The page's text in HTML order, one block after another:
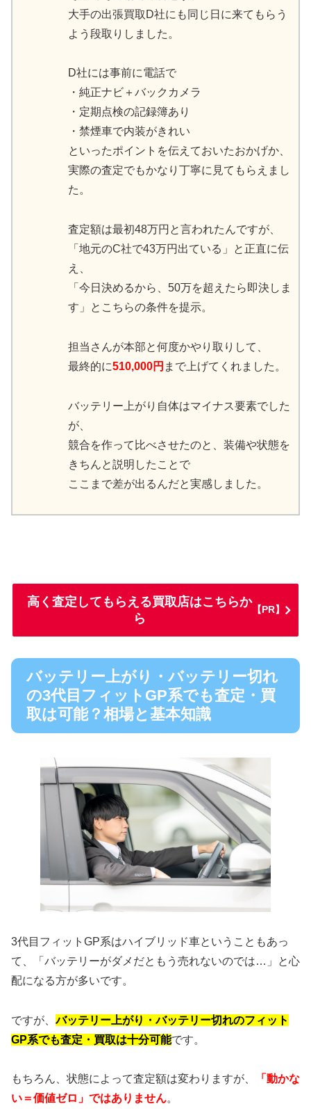
大手の出張買取D社にも同じ日に来てもらう
よう段取りしました。
D社には事前に電話で
・純正ナビ＋バックカメラ
・定期点検の記録簿あり
・禁煙車で内装がきれい
といったポイントを伝えておいたおかげか、
実際の査定でもかなり丁寧に見てもらえまし
た。
査定額は最初48万円と言われたんですが、
「地元のC社で43万円出ている」と正直に伝
え、
「今日決めるから、50万を超えたら即決しま
す」とこちらの条件を提示。
担当さんが本部と何度かやり取りして、
最終的に510,000円 まで上げてくれました。
バッテリー上がり自体はマイナス要素でした
が、
競合を作って比べさせたのと、装備や状態を
きちんと説明したことで
ここまで差が出るんだと実感しました。
高く査定してもらえる買取店はこちらか
ら
【PR】
バッテリー上がり・バッテリー切れ
の3代目フィットGP系でも査定・買
取は可能？相場と基本知識
3代目フィットGP系はハイブリッド車ということもあっ
て、「バッテリーがダメだともう売れないのでは…」と心
配になる方が多いです。
ですが、バッテリー上がり・バッテリー切れのフィット
GP系でも査定・買取は十分可能です。
もちろん、状態によって査定額は変わりますが、
「動かな
い＝価値ゼロ」ではありません。